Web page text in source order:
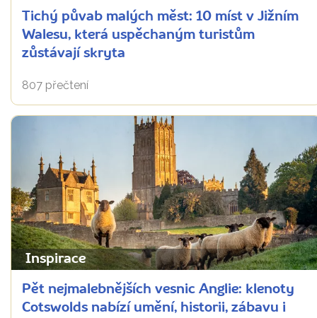
Tichý půvab malých měst: 10 míst v Jižním
Walesu, která uspěchaným turistům
zůstávají skryta
807 přečtení
Inspirace
Pět nejmalebnějších vesnic Anglie: klenoty
Cotswolds nabízí umění, historii, zábavu i